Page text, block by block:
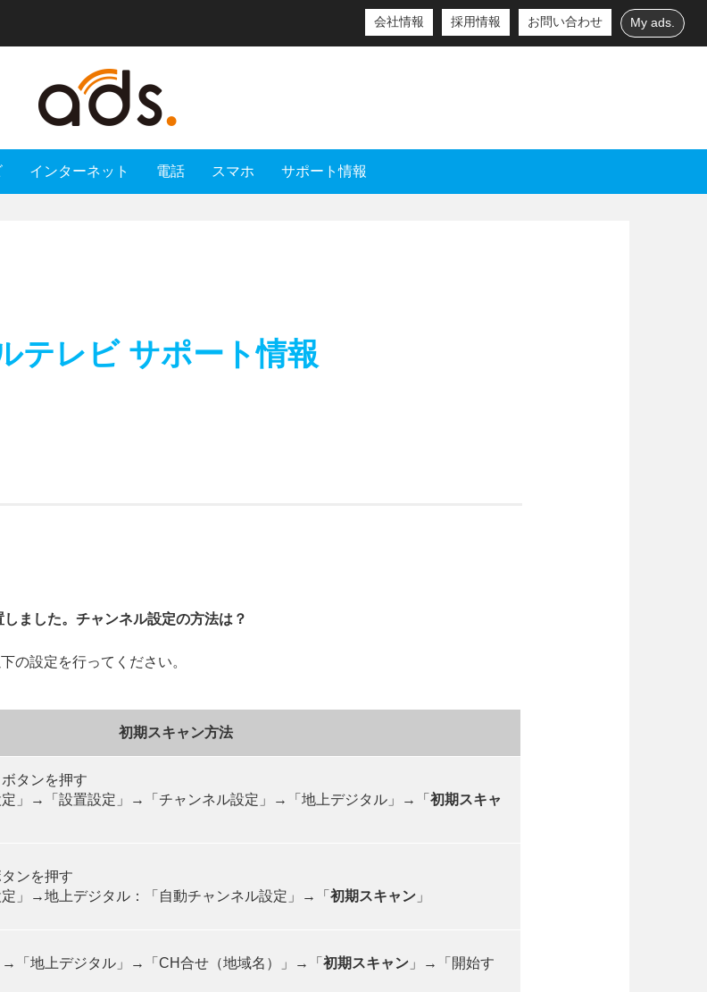
会社情報 採用情報 お問い合わせ My ads.
インターネット 電話 スマホ サポート情報
テレビ サポート情報
ました。チャンネル設定の方法は？
の設定を行ってください。
初期スキャン方法
タンを押す
定」→「設置設定」→「チャンネル設定」→「地上デジタル」→「 初期スキャ
ンを押す
」→地上デジタル：「自動チャンネル設定」→「 初期スキャン 」
→「地上デジタル」→「CH合せ（地域名）」→「 初期スキャン 」→「開始す